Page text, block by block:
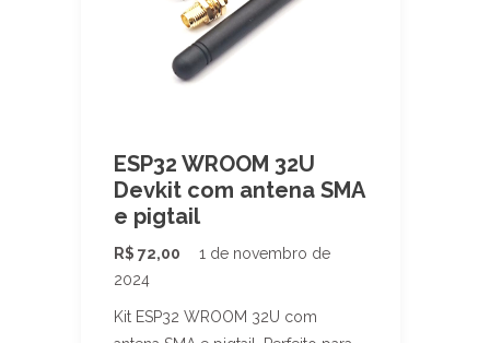
ESP32 WROOM 32U
Devkit com antena SMA
e pigtail
R$ 72,00
1 de novembro de
2024
Kit ESP32 WROOM 32U com